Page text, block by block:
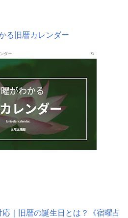
る旧暦カレンダー
応｜旧暦の誕生日とは？《宿曜占